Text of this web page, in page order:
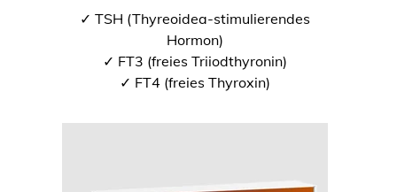
✓ TSH (Thyreoidea-stimulierendes
Hormon)
✓ FT3 (freies Triiodthyronin)
✓ FT4 (freies Thyroxin)